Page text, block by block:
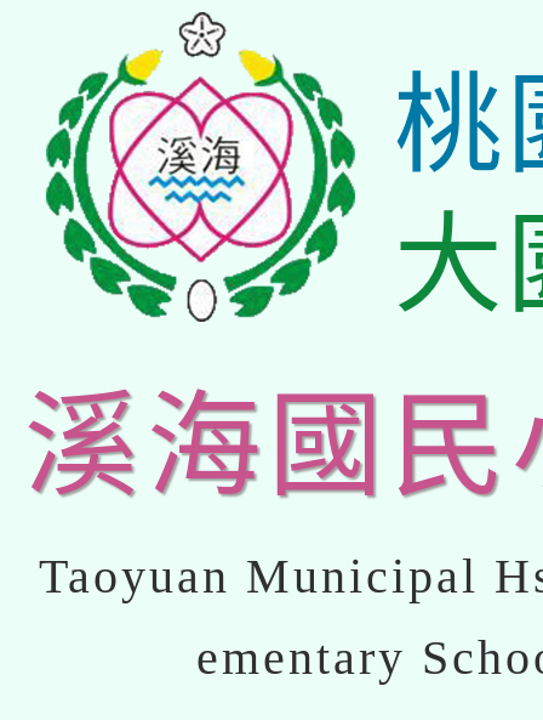
桃
大
溪海國民
Taoyuan Municipal
ementary